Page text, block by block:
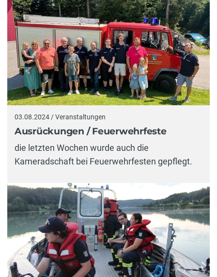
03.08.2024 / Veranstaltungen
Ausrückungen / Feuerwehrfeste
die letzten Wochen wurde auch die
Kameradschaft bei Feuerwehrfesten gepflegt.